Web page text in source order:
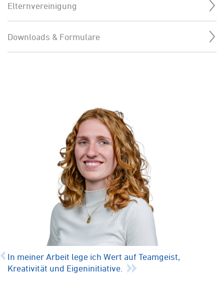
Elternvereinigung
Downloads & Formulare
In meiner Arbeit lege ich Wert auf Teamgeist,
Kreativität und Eigeninitiative.